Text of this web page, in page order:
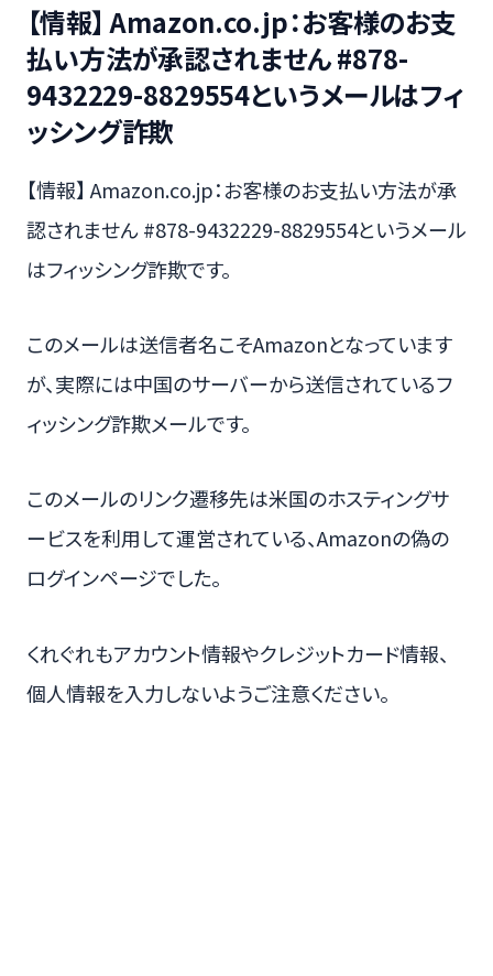
【情報】 Amazon.co.jp：お客様のお支
払い方法が承認されません #878-
9432229-8829554というメールはフィ
ッシング詐欺
【情報】 Amazon.co.jp：お客様のお支払い方法が承
認されません #878-9432229-8829554というメール
はフィッシング詐欺です。
このメールは送信者名こそAmazonとなっています
が、実際には中国のサーバーから送信されているフ
ィッシング詐欺メールです。
このメールのリンク遷移先は米国のホスティングサ
ービスを利用して運営されている、Amazonの偽の
ログインページでした。
くれぐれもアカウント情報やクレジットカード情報、
個人情報を入力しないようご注意ください。